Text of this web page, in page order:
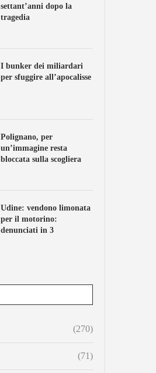
settant’anni dopo la
tragedia
I bunker dei miliardari
per sfuggire all’apocalisse
Polignano, per
un’immagine resta
bloccata sulla scogliera
Udine: vendono limonata
per il motorino:
denunciati in 3
(270)
(71)